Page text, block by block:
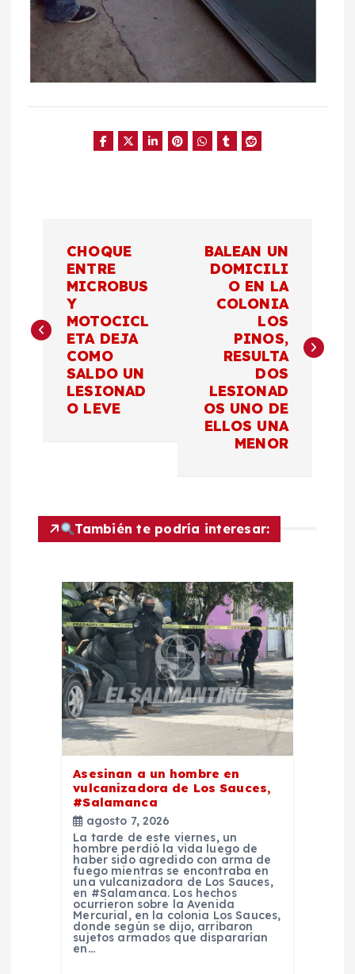
v
e
ó
CHOQUE
ENTRE
MICROBUS
Y
MOTOCICL
ETA DEJA
COMO
SALDO UN
LESIONAD
O LEVE
BALEAN UN
DOMICILI
O EN LA
COLONIA
LOS
PINOS,
RESULTA
DOS
LESIONAD
OS UNO DE
ELLOS UNA
MENOR
También te podría interesar:
Asesinan a un hombre en
vulcanizadora de Los Sauces,
#Salamanca
agosto 7, 2026
La tarde de este viernes, un
hombre perdió la vida luego de
haber sido agredido con arma de
fuego mientras se encontraba en
una vulcanizadora de Los Sauces,
en #Salamanca. Los hechos
ocurrieron sobre la Avenida
Mercurial, en la colonia Los Sauces,
donde según se dijo, arribaron
sujetos armados que dispararían
en…